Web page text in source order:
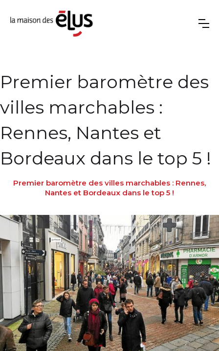
Premier baromètre des
villes marchables :
Rennes, Nantes et
Bordeaux dans le top 5 !
Premier baromètre des villes marchables : Rennes,
Nantes et Bordeaux dans le top 5 !